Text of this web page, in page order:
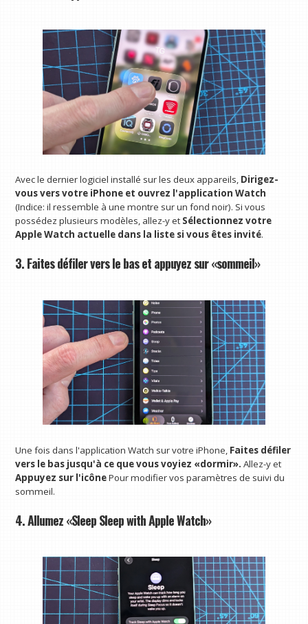
Avec le dernier logiciel installé sur les deux appareils, Dirigez-
vous vers votre iPhone et ouvrez l'application Watch
(Indice: il ressemble à une montre sur un fond noir). Si vous
possédez plusieurs modèles, allez-y et Sélectionnez votre
Apple Watch actuelle dans la liste si vous êtes invité.
3. Faites défiler vers le bas et appuyez sur «sommeil»
Une fois dans l'application Watch sur votre iPhone, Faites défiler
vers le bas jusqu'à ce que vous voyiez «dormir». Allez-y et
Appuyez sur l'icônePour modifier vos paramètres de suivi du
sommeil.
4. Allumez «Sleep Sleep with Apple Watch»